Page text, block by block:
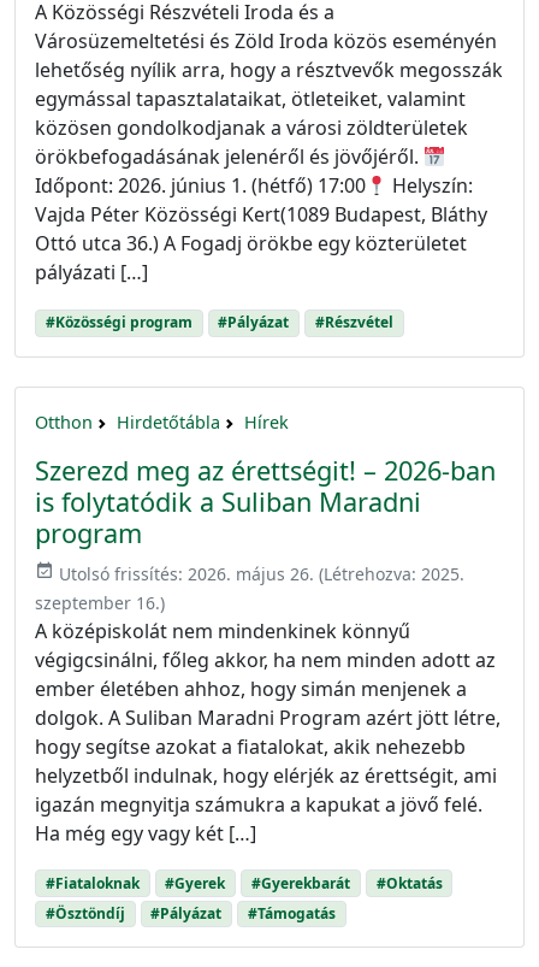
A Közösségi Részvételi Iroda és a
Városüzemeltetési és Zöld Iroda közös eseményén
lehetőség nyílik arra, hogy a résztvevők megosszák
egymással tapasztalataikat, ötleteiket, valamint
közösen gondolkodjanak a városi zöldterületek
örökbefogadásának jelenéről és jövőjéről.
Időpont: 2026. június 1. (hétfő) 17:00
Helyszín:
Vajda Péter Közösségi Kert(1089 Budapest, Bláthy
Ottó utca 36.) A Fogadj örökbe egy közterületet
pályázati […]
#Közösségi program #Pályázat #Részvétel
Otthon Hirdetőtábla Hírek
Szerezd meg az érettségit! – 2026-ban
is folytatódik a Suliban Maradni
program
event_available Utolsó frissítés: 2026. május 26. (Létrehozva: 2025.
szeptember 16.)
A középiskolát nem mindenkinek könnyű
végigcsinálni, főleg akkor, ha nem minden adott az
ember életében ahhoz, hogy simán menjenek a
dolgok. A Suliban Maradni Program azért jött létre,
hogy segítse azokat a fiatalokat, akik nehezebb
helyzetből indulnak, hogy elérjék az érettségit, ami
igazán megnyitja számukra a kapukat a jövő felé.
Ha még egy vagy két […]
#Fiataloknak #Gyerek #Gyerekbarát
#Oktatás
#Ösztöndíj
#Pályázat #Támogatás